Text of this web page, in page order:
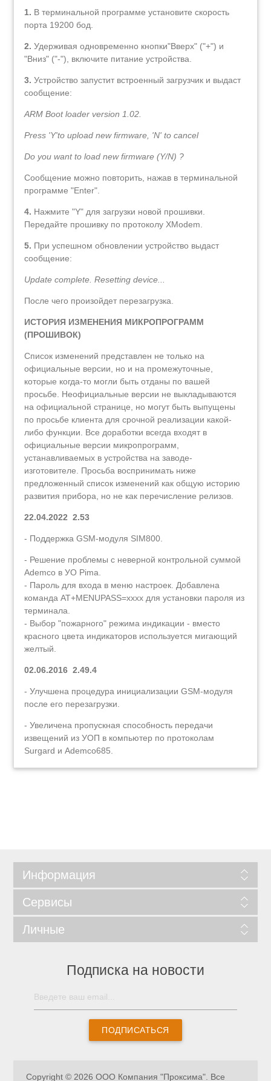
1. В терминальной программе установите скорость
порта 19200 бод.
2. Удерживая одновременно кнопки"Вверх" ("+") и
"Вниз" ("-"), включите питание устройства.
3. Устройство запустит встроенный загрузчик и выдаст
сообщение:
ARM Boot loader version 1.02.
Press 'Y'to upload new firmware, 'N' to cancel
Do you want to load new firmware (Y/N) ?
Сообщение можно повторить, нажав в терминальной
программе "Enter".
4. Нажмите "Y" для загрузки новой прошивки.
Передайте прошивку по протоколу XModem.
5. При успешном обновлении устройство выдаст
сообщение:
Update complete. Resetting device...
После чего произойдет перезагрузка.
ИСТОРИЯ ИЗМЕНЕНИЯ МИКРОПРОГРАММ
(ПРОШИВОК)
Список изменений представлен не только на
официальные версии, но и на промежуточные,
которые когда-то могли быть отданы по вашей
просьбе. Неофициальные версии не выкладываются
на официальной странице, но могут быть выпущены
по просьбе клиента для срочной реализации какой-
либо функции. Все доработки всегда входят в
официальные версии микропрограмм,
устанавливаемых в устройства на заводе-
изготовителе. Просьба воспринимать ниже
предложенный список изменений как общую историю
развития прибора, но не как перечисление релизов.
22.04.2022 2.53
- Поддержка GSM-модуля SIM800.
- Решение проблемы с неверной контрольной суммой
Ademco в УО Pima.
- Пароль для входа в меню настроек. Добавлена
команда AT+MENUPASS=xxxx для установки пароля из
терминала.
- Выбор "пожарного" режима индикации - вместо
красного цвета индикаторов используется мигающий
желтый.
02.06.2016 2.49.4
- Улучшена процедура инициализации GSM-модуля
после его перезагрузки.
- Увеличена пропускная способность передачи
извещений из УОП в компьютер по протоколам
Surgard и Ademco685.
Информация
Сервисы
Личные
Подписка на новости
ПОДПИСАТЬСЯ
Copyright © 2026 ООО Компания "Проксима". Все